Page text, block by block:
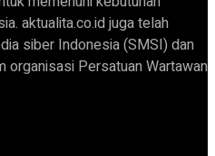
aktualita.co.id juga telah
siber Indonesia (SMSI) dan
organisasi Persatuan Wartawan